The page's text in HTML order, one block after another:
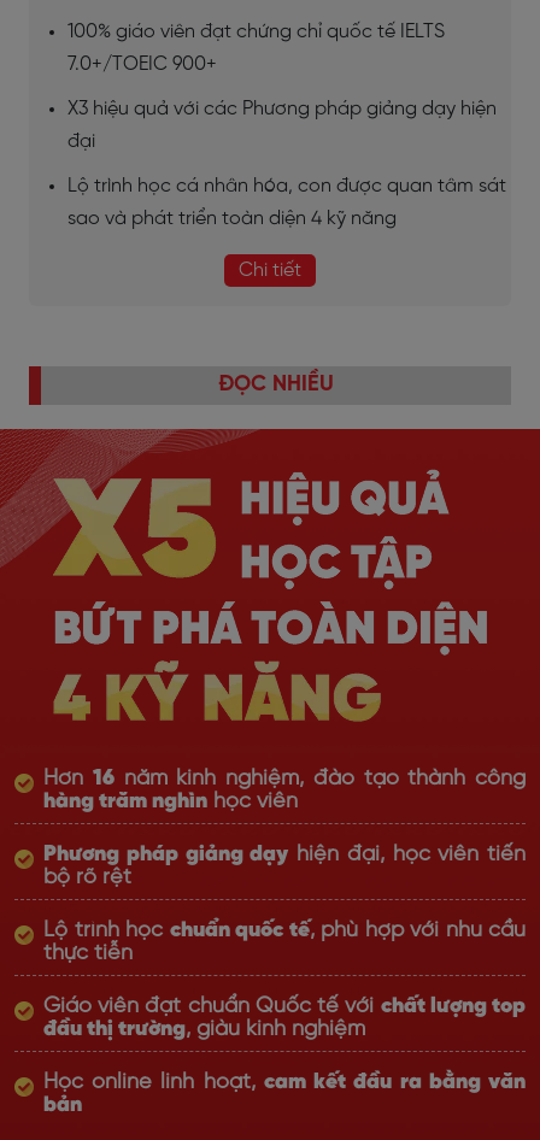
100% giáo viên đạt chứng chỉ quốc tế IELTS
7.0+/TOEIC 900+
X3 hiệu quả với các Phương pháp giảng dạy hiện
đại
Lộ trình học cá nhân hóa, con được quan tâm sát
sao và phát triển toàn diện 4 kỹ năng
Chi tiết
ĐỌC NHIỀU
Hơn 16năm kinh nghiệm, đào tạo thành công
hàng trăm nghìn học viên
Phương pháp giảng dạy hiện đại, học viên tiến
bộ rõ rệt
Lộ trình học chuẩn quốc tế, phù hợp với nhu cầu
thực tiễn
Giáo viên đạt chuẩn Quốc tế với chất lượng top
đầu thị trường, giàu kinh nghiệm
Học online linh hoạt, cam kết đầu ra bằng văn
bản